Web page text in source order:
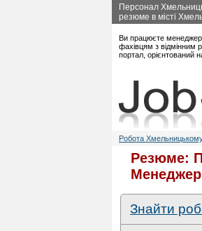
Персонал
резюме в місті
Ви працюєте
фахівцям з відмінним
портал, орієнтований
Робота
Резюме:
Менеджер
Знайти